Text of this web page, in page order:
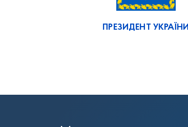
ПРЕЗИДЕНТ УКРАЇНИ